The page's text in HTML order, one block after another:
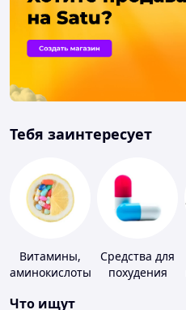
Тебя заинтересует
Витамины,
аминокислоты
Средства для
похудения
Что ищут